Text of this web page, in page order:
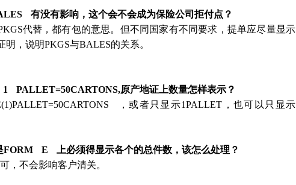
有没有影响，这个会不会成为保险公司拒付点？
代替，都有包的意思。但不同国家有不同要求，提单应尽量显示
，说明PKGS与BALES的关系。
1 PALLET=50CARTONS,原产地证上数量怎样表示？
，或者只显示1PALLET，也可以只显示
FORM E 上必须得显示各个的总件数，该怎么处理？
，不会影响客户清关。